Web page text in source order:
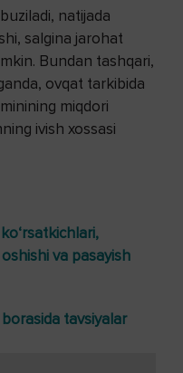
natijada
salgina jarohat
Bundan tashqari,
ovqat tarkibida
miqdori
ivish xossasi
va pasayish
tavsiyalar